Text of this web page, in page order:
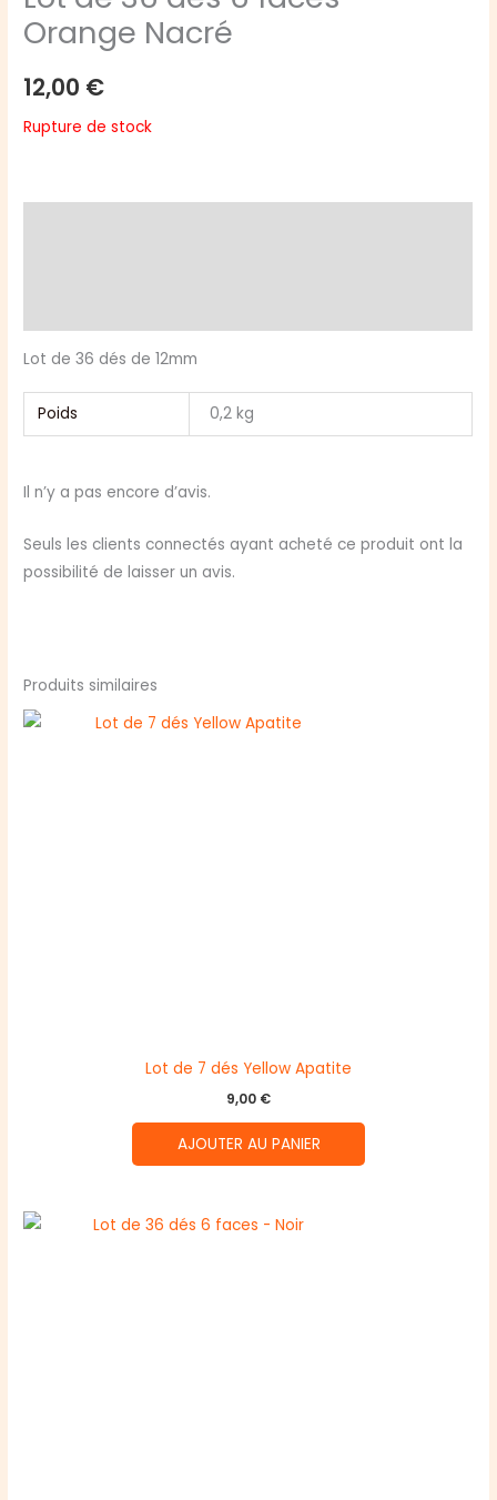
Orange Nacré
12,00 €
Rupture de stock
Lot de 36 dés de 12mm
Poids 0,2 kg
Il n’y a pas encore d’avis.
Seuls les clients connectés ayant acheté ce produit ont la
possibilité de laisser un avis.
Produits similaires
Lot de 7 dés Yellow Apatite
9,00 €
AJOUTER AU PANIER